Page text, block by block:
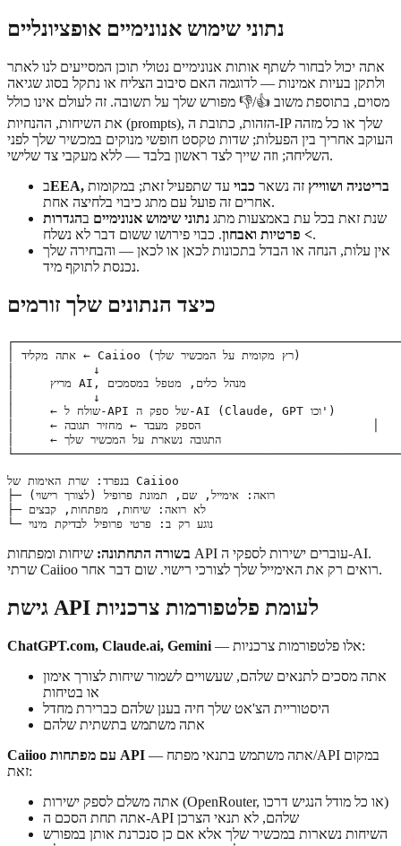
נתוני שימוש אנונימיים אופציונליים
אתה יכול לבחור לשתף אותות אנונימיים נטולי תוכן המסייעים לנו לאתר
ולתקן בעיות אמינות — לדוגמה האם סיבוב הצליח או נתקל בסוג שגיאה
מסוים, בתוספת משוב 👍/👎 מפורש שלך על תשובה. זה לעולם אינו כולל
את השיחות, ההנחיות (prompts), הזהות, כתובת ה-IP שלך או כל מזהה
העוקב אחריך בין הפעלות; שדות טקסט חופשי מנוקים במכשיר שלך לפני
השליחה; וזה שייך לצד ראשון בלבד — ללא מעקבי צד שלישי.
ב
EEA, בריטניה ושווייץ זה נשאר כבוי עד שתפעיל זאת; במקומות
אחרים זה פועל עם מתג כיבוי בלחיצה אחת.
שנת זאת בכל עת באמצעות מתג נתוני שימוש אנונימיים בהגדרות
> פרטיות ואבחון. כבוי פירושו ששום דבר לא נשלח.
אין עלות, הנחה או הבדל בתכונות לכאן או לכאן — והבחירה שלך
נכנסת לתוקף מיד.
כיצד הנתונים שלך זורמים
│           ↓
│           ↓
│     ← שולח ל-API של ספק ה-AI (Claude, GPT וכו')                │
│     ← הספק מעבד ← מחזיר תגובה                        │
│     ← התגובה נשארת על המכשיר שלך                                │
בנפרד: שרת האימות של Caiioo
├─ רואה: אימייל, שם, תמונת פרופיל (לצורך רישוי)
├─ לא רואה: שיחות, מפתחות, קבצים
בשורה התחתונה: שיחות ומפתחות API עוברים ישירות לספקי ה-AI.
שרתי Caiioo רואים רק את האימייל שלך לצורכי רישוי. שום דבר אחר.
גישת API לעומת פלטפורמות צרכניות
ChatGPT.com, Claude.ai, Gemini
— אלו פלטפורמות צרכניות:
אתה מסכים לתנאים שלהם, שעשויים לשמור שיחות לצורך אימון
או בטיחות
היסטוריית הצ'אט שלך חיה בענן שלהם כברירת מחדל
אתה משתמש בתשתית שלהם
Caiioo עם מפתחות API — אתה משתמש בתנאי מפתח/API במקום
זאת:
אתה משלם לספק ישירות (OpenRouter, או כל מודל הנגיש דרכו)
אתה תחת הסכם ה-API שלהם, לא תנאי הצרכן
השיחות נשארות במכשיר שלך אלא אם כן סנכרנת אותן במפורש